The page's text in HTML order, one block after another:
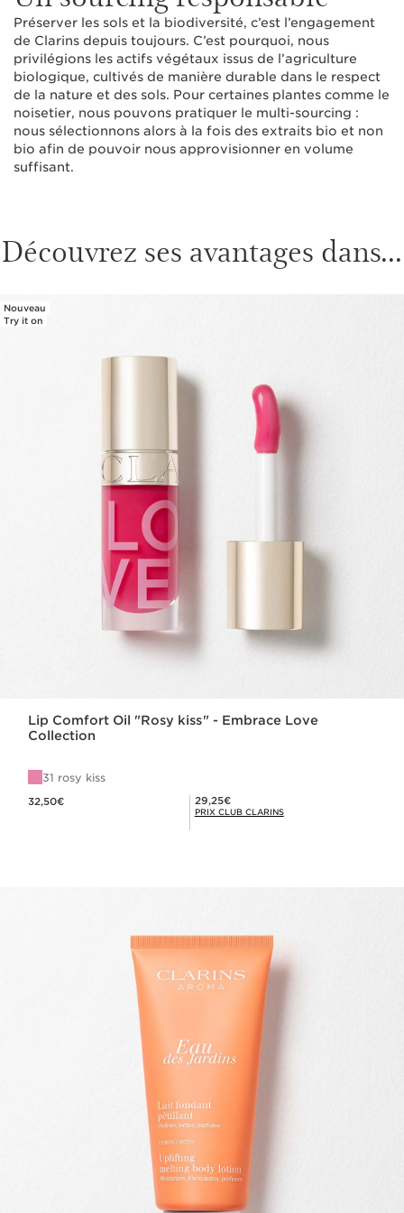
Préserver les sols et la biodiversité, c’est l’engagement
de Clarins depuis toujours. C’est pourquoi, nous
privilégions les actifs végétaux issus de l’agriculture
biologique, cultivés de manière durable dans le respect
de la nature et des sols. Pour certaines plantes comme le
noisetier, nous pouvons pratiquer le multi-sourcing :
nous sélectionnons alors à la fois des extraits bio et non
bio afin de pouvoir nous approvisionner en volume
suffisant.
Découvrez ses avantages dans...
Nouveau
Try it on
Lip Comfort Oil "Rosy kiss" - Embrace Love
Collection
31 rosy kiss
32,50€ Prix Club Clarins 29,25€
29,25€
PRIX CLUB CLARINS